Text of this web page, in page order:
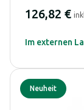
126,82 €
Im externen
Neuheit